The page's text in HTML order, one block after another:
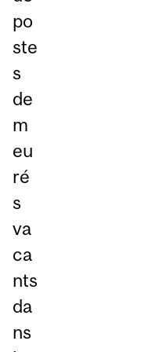
po
ste
s
de
m
eu
ré
s
va
ca
nts
da
ns